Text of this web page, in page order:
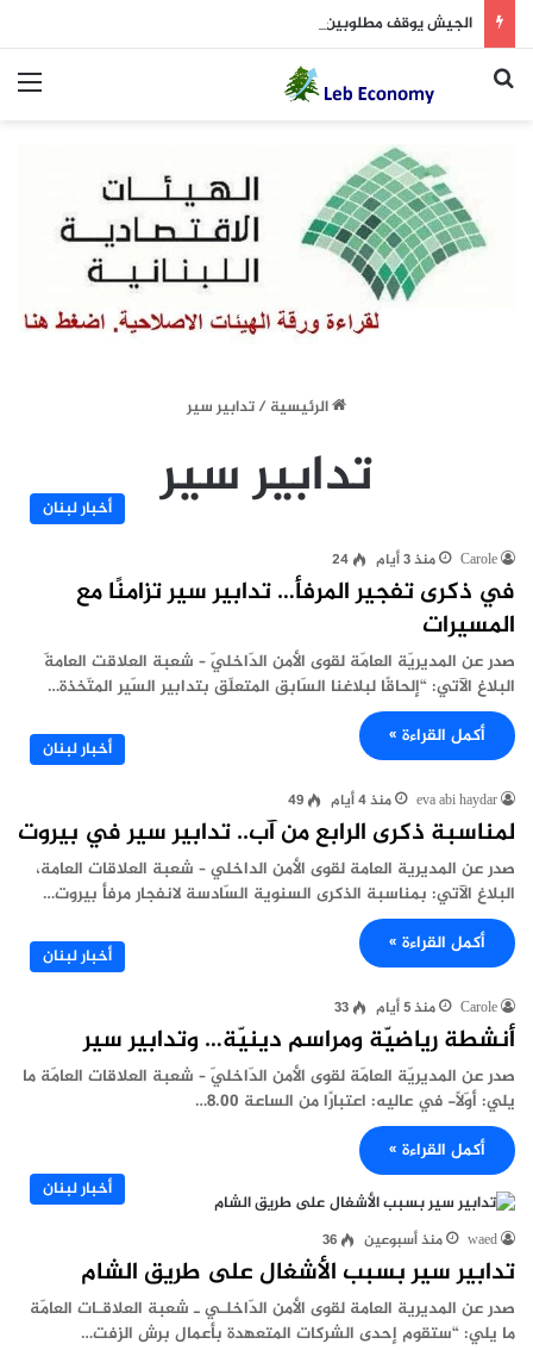
الجيش يوقف مطلوبين في إطار ملاحقة المخلين بالأمن
بحث عن
الرئيسية/تدابير سير
تدابير سير أخبار لبنان
Carole منذ 3 أيام 24
في ذكرى تفجير المرفأ… تدابير سير تزامنًا مع
المسيرات
صدر عن المديريّة العامّة لقوى الأمن الدّاخليّ – شعبة العلاقت العامةّ
البلاغ الآتي: “إلحاقًا لبلاغنا السّابق المتعلّق بتدابير السّير المتّخذة…
أكمل القراءة »
أخبار لبنان
eva abi haydar منذ 4 أيام 49
لمناسبة ذكرى الرابع من آب.. تدابير سير في بيروت
صدر عن المديرية العامة لقوى الأمن الداخلي – شعبة العلاقات العامة،
البلاغ الآتي: بمناسبة الذكرى السنوية السّادسة لانفجار مرفأ بيروت…
أكمل القراءة »
أخبار لبنان
Carole منذ 5 أيام 33
أنشطة رياضيّة ومراسم دينيّة… وتدابير سير
صدر عن المديريّة العامّة لقوى الأمن الدّاخليّ – شعبة العلاقات العامّة ما
يلي: أوّلًا- في عاليه: اعتبارًا من الساعة 8.00…
أكمل القراءة »
أخبار لبنان
waed منذ أسبوعين 36
تدابير سير بسبب الأشغال على طريق الشام
صدر عن المديرية العامة لقوى الأمن الدّاخلـي ـ شعبة العلاقـات العامّة
ما يلي: “ستقوم إحدى الشركات المتعهدة بأعمال برش الزفت…